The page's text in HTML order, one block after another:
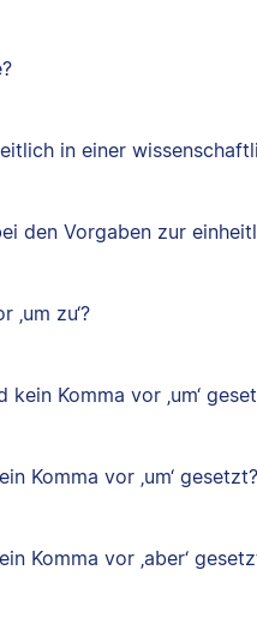
in einer
den Vorgaben zur
‚um zu‘?
kein Komma vor ‚um‘
Komma vor ‚um‘ gesetzt?
Komma vor ‚aber‘